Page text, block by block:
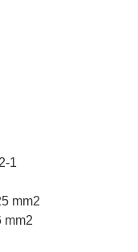
1
mm2
mm2